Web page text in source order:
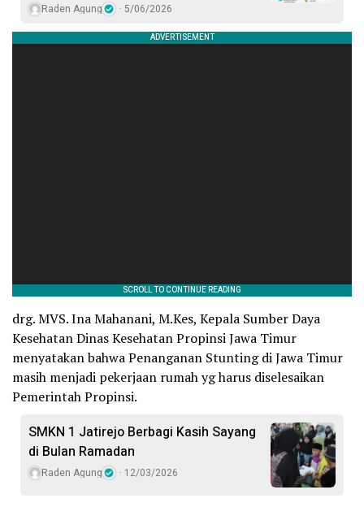
Raden Agung 5/06/2026
drg. MVS. Ina Mahanani, M.Kes, Kepala Sumber Daya
Kesehatan Dinas Kesehatan Propinsi Jawa Timur
menyatakan bahwa Penanganan Stunting di Jawa Timur
masih menjadi pekerjaan rumah yg harus diselesaikan
Pemerintah Propinsi.
SMKN 1 Jatirejo Berbagi Kasih Sayang
di Bulan Ramadan
Raden Agung 12/03/2026